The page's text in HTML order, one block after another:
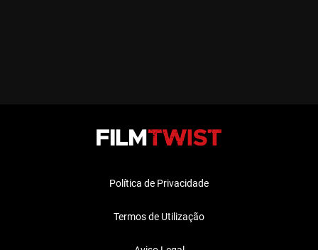
Política de Privacidade
Termos de Utilização